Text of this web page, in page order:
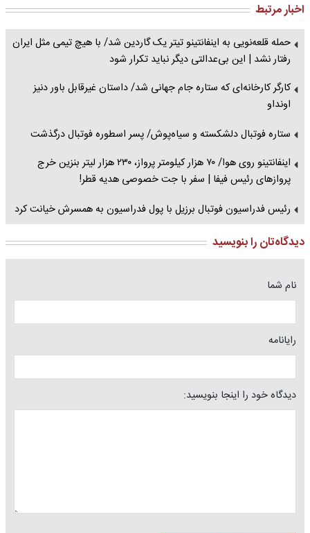
اخبار مرتبط
حمله قلعه‌نویی به اینفانتینو تیتر یک گاردین شد/ با هیچ تیمی مثل ایران
رفتار نشد | این بی‌عدالتی دیگر نباید تکرار شود
کارگر کارخانه‌ای که ستاره جام جهانی شد/ داستان غیرقابل ‌باور دنیز
اونداو
ستاره فوتبال دلشکسته و سیاه‌پوش/ پسر اسطوره فوتبال درگذشت
اینفانتینو روی هوا/ ۷۰ هزار کیلومتر پرواز، ۲۳۰ هزار لیتر بنزین خرج
پروازهای رئیس فیفا | سفر با جت خصوصی هدیه قطر!
رئیس فدراسیون فوتبال برزیل با پول فدراسیون به همسرش خیانت کرد
دیدگاه‌تان را بنویسید
نام شما
رایانامه
دیدگاه خود را اینجا بنویسید: